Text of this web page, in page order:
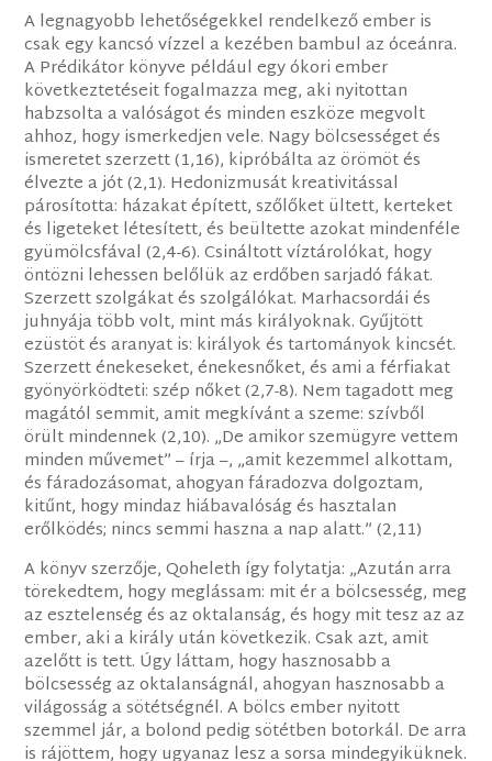
A legnagyobb lehetőségekkel rendelkező ember is
csak egy kancsó vízzel a kezében bambul az óceánra.
A Prédikátor könyve például egy ókori ember
következtetéseit fogalmazza meg, aki nyitottan
habzsolta a valóságot és minden eszköze megvolt
ahhoz, hogy ismerkedjen vele. Nagy bölcsességet és
ismeretet szerzett (1,16), kipróbálta az örömöt és
élvezte a jót (2,1). Hedonizmusát kreativitással
párosította: házakat épített, szőlőket ültett, kerteket
és ligeteket létesített, és beültette azokat mindenféle
gyümölcsfával (2,4-6). Csináltott víztárolókat, hogy
öntözni lehessen belőlük az erdőben sarjadó fákat.
Szerzett szolgákat és szolgálókat. Marhacsordái és
juhnyája több volt, mint más királyoknak. Gyűjtött
ezüstöt és aranyat is: királyok és tartományok kincsét.
Szerzett énekeseket, énekesnőket, és ami a férfiakat
gyönyörködteti: szép nőket (2,7-8). Nem tagadott meg
magától semmit, amit megkívánt a szeme: szívből
örült mindennek (2,10). „De amikor szemügyre vettem
minden művemet” – írja –, „amit kezemmel alkottam,
és fáradozásomat, ahogyan fáradozva dolgoztam,
kitűnt, hogy mindaz hiábavalóság és hasztalan
erőlködés; nincs semmi haszna a nap alatt.” (2,11)
A könyv szerzője, Qoheleth így folytatja: „Azután arra
törekedtem, hogy meglássam: mit ér a bölcsesség, meg
az esztelenség és az oktalanság, és hogy mit tesz az az
ember, aki a király után következik. Csak azt, amit
azelőtt is tett. Úgy láttam, hogy hasznosabb a
bölcsesség az oktalanságnál, ahogyan hasznosabb a
világosság a sötétségnél. A bölcs ember nyitott
szemmel jár, a bolond pedig sötétben botorkál. De arra